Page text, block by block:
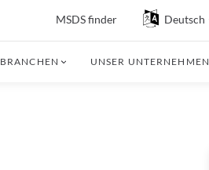
MSDS finder Deutsch
BRANCHEN UNSER UNTERNEHMEN